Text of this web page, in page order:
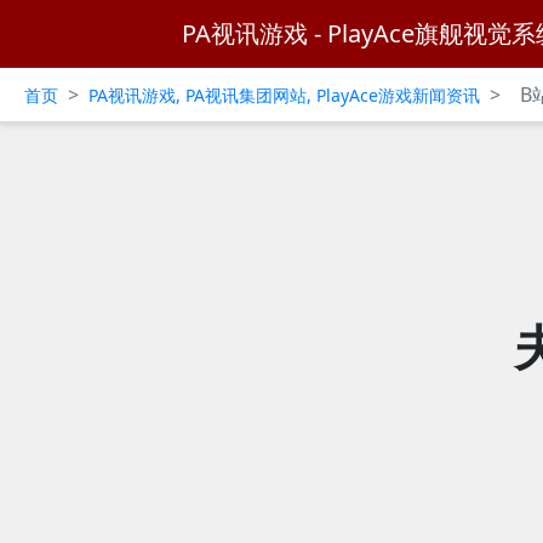
PA视讯游戏 - PlayAce旗舰视觉系
首页 > PA视讯游戏, PA视讯集团网站, PlayAce游戏新闻资讯 > B